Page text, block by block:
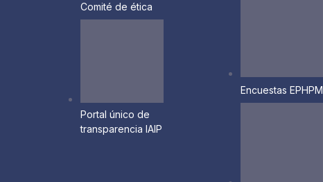
Comité de ética
Portal único de
transparencia IAIP
Encuestas EPHPM